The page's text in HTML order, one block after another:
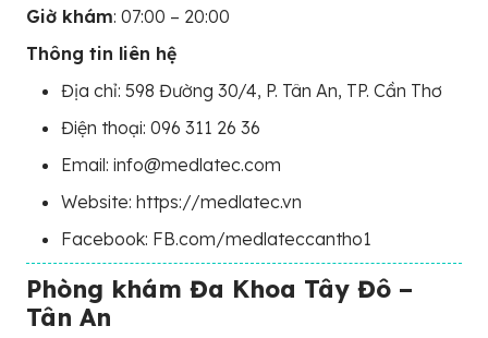
Giờ khám: 07:00 – 20:00
Thông tin liên hệ
Địa chỉ: 598 Đường 30/4, P. Tân An, TP. Cần Thơ
Điện thoại: 096 311 26 36
Email: info@medlatec.com
Website: https://medlatec.vn
Facebook: FB.com/medlateccantho1
Phòng khám Đa Khoa Tây Đô –
Tân An